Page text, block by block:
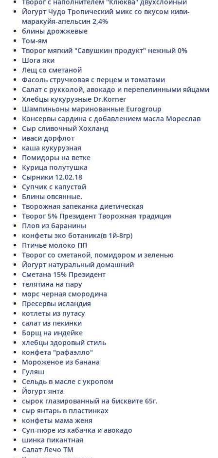
Йогурт Чудо Тропический микс со вкусом киви-
маракуйя-апельсин 2,4%
блины дрожжевые
Том-ям
Творог мягкий "Савушкин продукт" нежный 0%
Шога яки
Лещ со сметаной
Фасоль стручковая с перцем и томатами
Салат с рукколой, авокадо и перепелинными яйцами
Хлебцы кукурузные Dr.Korner
Шампиньоны маринованные Eurogroup
Консервы сардина с добавлением масла Мореслав
Сыр сливочный Хохланд
иваси дорфлот
каша кукурузная
Помидоры на ветке
Курица полутушка
Сырники 12.02.18
Супчик с капустой
Блины овсянные.
Творожная запеканка диетическая
Творог 5% Президент Творожная традиция
Плов из баранины
конфеты эко ботаника(в 1й-8гр)
Птичье молоко ПП
Творог со сметаной, помидором и зеленью
Йогурт натуральный домашний
Сметана 15% Президент
телятина на пару
морс черная смородина
Пресервы исландия
котлеты из путасу
салат из пекинки
Борщ на индейке
хлебцы здоровый стиль
конфета "рафаэлло"
Мороженое из банана
Гуляш
Сельдь в масле с укропом
Йогурт янта
сырок глазированный на бисквите 65г.
сыр янтарь в пластинках
конфеты мама женя
Суп-пюре из кабачка и авокадо
шинка пикантная
Салат Лечо ТМ